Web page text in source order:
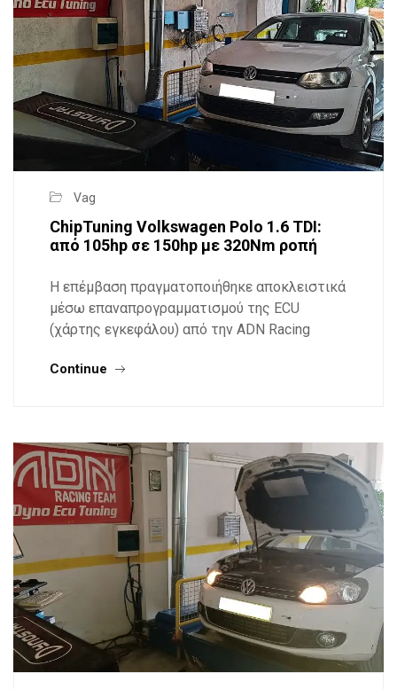
Vag
ChipTuning Volkswagen Polo 1.6 TDI:
από 105hp σε 150hp με 320Nm ροπή
Η επέμβαση πραγματοποιήθηκε αποκλειστικά
μέσω επαναπρογραμματισμού της ECU
(χάρτης εγκεφάλου) από την ADN Racing
Continue